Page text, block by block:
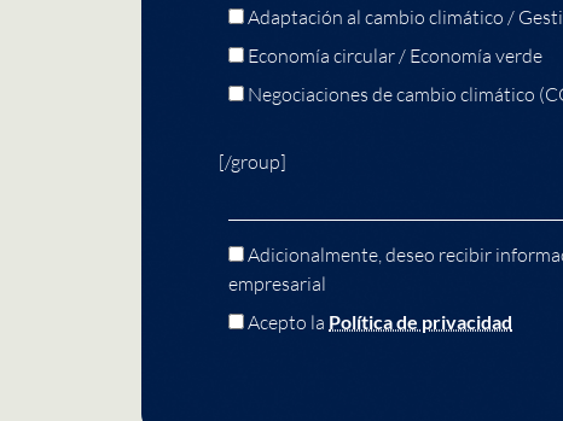
Adaptación al cambio climático /
Economía circular / Economía verde
Negociaciones de cambio climático
[/group]
Adicionalmente, deseo recibir
empresarial
Acepto la Política de privacidad